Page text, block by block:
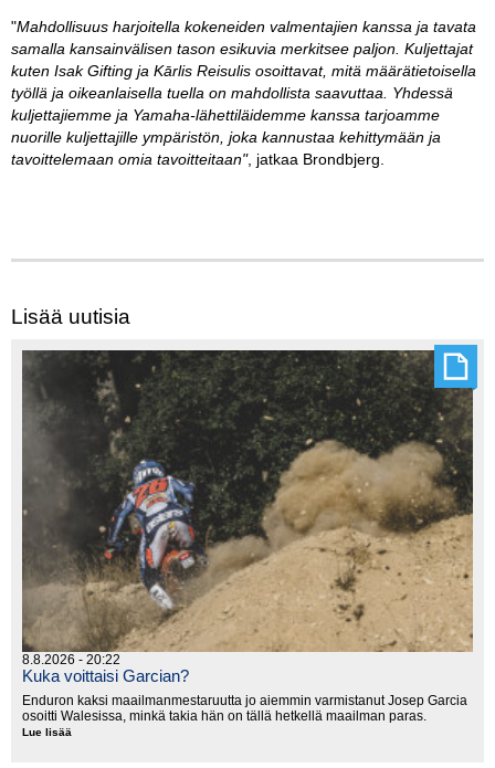
"Mahdollisuus harjoitella kokeneiden valmentajien kanssa ja tavata
samalla kansainvälisen tason esikuvia merkitsee paljon. Kuljettajat
kuten Isak Gifting ja Kārlis Reisulis osoittavat, mitä määrätietoisella
työllä ja oikeanlaisella tuella on mahdollista saavuttaa. Yhdessä
kuljettajiemme ja Yamaha-lähettiläidemme kanssa tarjoamme
nuorille kuljettajille ympäristön, joka kannustaa kehittymään ja
tavoittelemaan omia tavoitteitaan", jatkaa Brondbjerg.
Lisää uutisia
8.8.2026 - 20:22
Kuka voittaisi Garcian?
Enduron kaksi maailmanmestaruutta jo aiemmin varmistanut Josep Garcia
osoitti Walesissa, minkä takia hän on tällä hetkellä maailman paras.
Lue lisää